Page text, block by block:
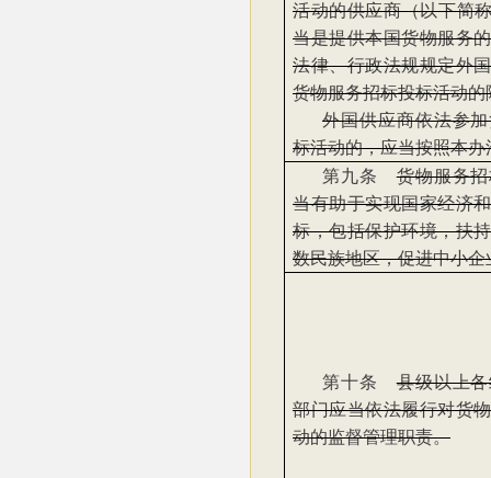
活动的供应商（以下简
当是提供本国货物服务
法律、行政法规规定外
货物服务招标投标活动的
外国供应商依法参
标活动的，应当按照本
第九条货物服务
当有助于实现国家经济
标，包括保护环境，扶
数民族地区，促进中小企
第十条县级以上
部门应当依法履行对货
动的监督管理职责。